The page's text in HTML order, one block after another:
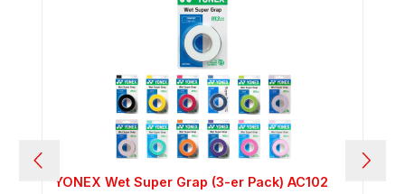
YONEX Wet Super Grap (3-er Pack) AC102